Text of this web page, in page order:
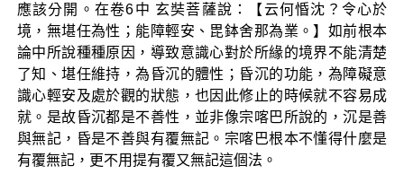
應該分開。在卷6中 玄奘菩薩說：【云何惛沈？令心於
境，無堪任為性；能障輕安、毘鉢舍那為業。】如前根本
論中所說種種原因，導致意識心對於所緣的境界不能清楚
了知、堪任維持，為昏沉的體性；昏沉的功能，為障礙意
識心輕安及處於觀的狀態，也因此修止的時候就不容易成
就。是故昏沉都是不善性，並非像宗喀巴所說的，沉是善
與無記，昏是不善與有覆無記。宗喀巴根本不懂得什麼是
有覆無記，更不用提有覆又無記這個法。